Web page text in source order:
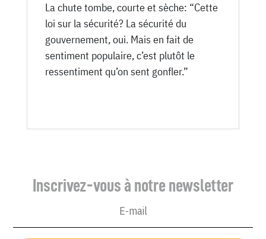
La chute tombe, courte et sèche: “Cette
loi sur la sécurité? La sécurité du
gouvernement, oui. Mais en fait de
sentiment populaire, c’est plutôt le
ressentiment qu’on sent gonfler.”
Inscrivez-vous à notre newsletter